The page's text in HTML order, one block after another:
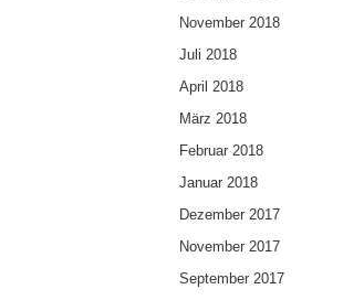
November 2018
Juli 2018
April 2018
März 2018
Februar 2018
Januar 2018
Dezember 2017
November 2017
September 2017